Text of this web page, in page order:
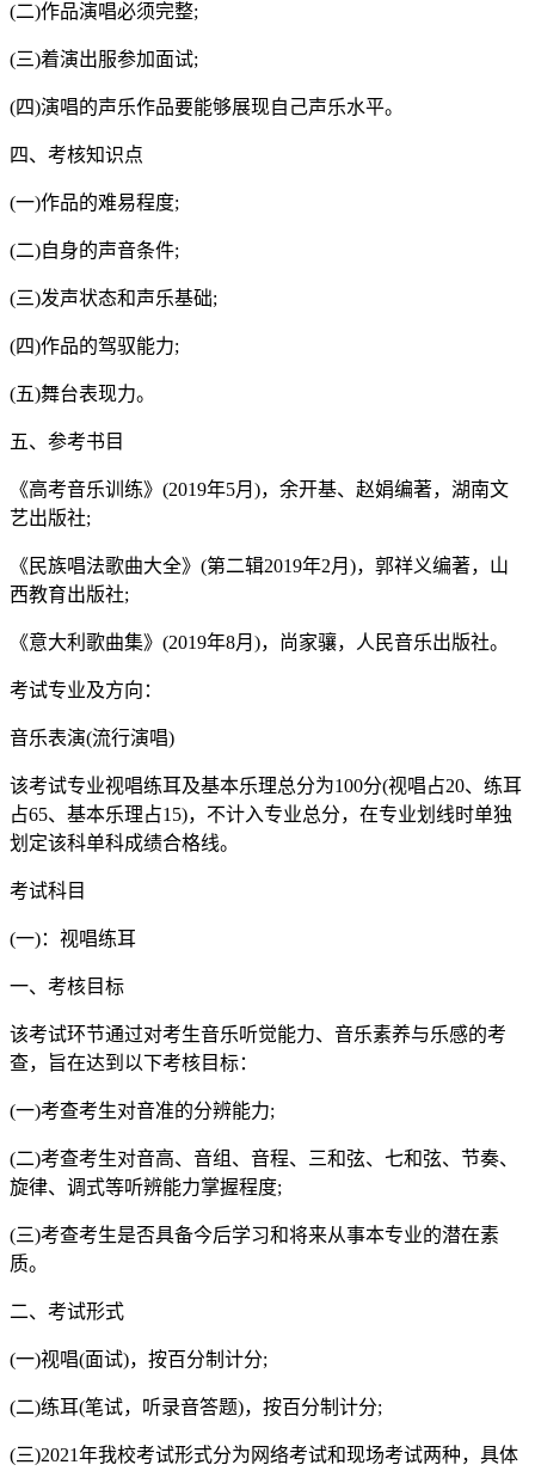
(二)作品演唱必须完整;
(三)着演出服参加面试;
(四)演唱的声乐作品要能够展现自己声乐水平。
四、考核知识点
(一)作品的难易程度;
(二)自身的声音条件;
(三)发声状态和声乐基础;
(四)作品的驾驭能力;
(五)舞台表现力。
五、参考书目
《高考音乐训练》(2019年5月)，余开基、赵娟编著，湖南文
艺出版社;
《民族唱法歌曲大全》(第二辑2019年2月)，郭祥义编著，山
西教育出版社;
《意大利歌曲集》(2019年8月)，尚家骧，人民音乐出版社。
考试专业及方向：
音乐表演(流行演唱)
该考试专业视唱练耳及基本乐理总分为100分(视唱占20、练耳
占65、基本乐理占15)，不计入专业总分，在专业划线时单独
划定该科单科成绩合格线。
考试科目
(一)：视唱练耳
一、考核目标
该考试环节通过对考生音乐听觉能力、音乐素养与乐感的考
查，旨在达到以下考核目标：
(一)考查考生对音准的分辨能力;
(二)考查考生对音高、音组、音程、三和弦、七和弦、节奏、
旋律、调式等听辨能力掌握程度;
(三)考查考生是否具备今后学习和将来从事本专业的潜在素
质。
二、考试形式
(一)视唱(面试)，按百分制计分;
(二)练耳(笔试，听录音答题)，按百分制计分;
(三)2021年我校考试形式分为网络考试和现场考试两种，具体